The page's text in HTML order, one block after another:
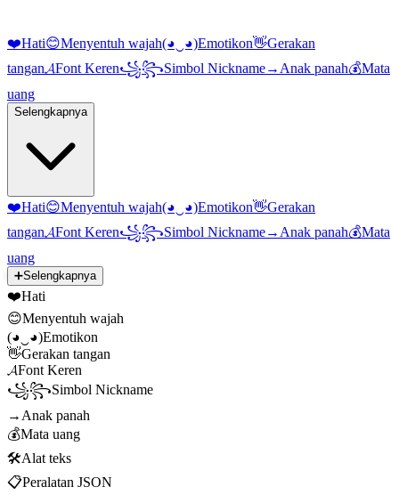
❤️Hati😊Menyentuh wajah(◕‿◕)Emotikon👋Gerakan
tangan𝓐Font Keren꧁꧂Simbol Nickname→ Anak panah💰Mata
uang
Selengkapnya
❤️Hati😊Menyentuh wajah(◕‿◕)Emotikon👋Gerakan
tangan𝓐Font Keren꧁꧂Simbol Nickname→ Anak panah💰Mata
uang
➕Selengkapnya
❤️Hati
😊Menyentuh wajah
(◕‿◕)Emotikon
👋Gerakan tangan
𝓐Font Keren
꧁꧂Simbol Nickname
→ Anak panah
💰Mata uang
🛠️Alat teks
📋Peralatan JSON